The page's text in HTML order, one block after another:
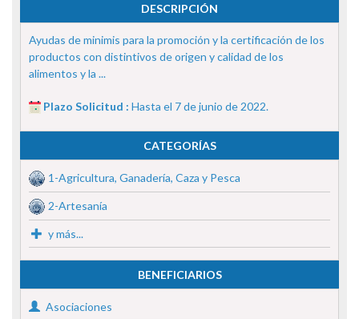
DESCRIPCIÓN
Ayudas de minimis para la promoción y la certificación de los
productos con distintivos de origen y calidad de los
alimentos y la ...
Plazo Solicitud : Hasta el 7 de junio de 2022.
CATEGORÍAS
1-Agricultura, Ganadería, Caza y Pesca
2-Artesanía
y más...
BENEFICIARIOS
Asociaciones